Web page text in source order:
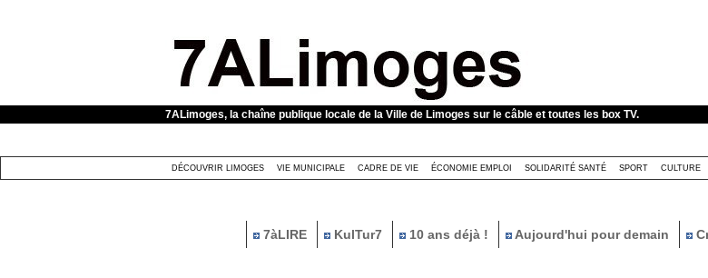
7ALimoges, la chaîne publique locale de la Ville de Limoges sur le câble et toutes les box TV.
DÉCOUVRIR LIMOGES VIE MUNICIPALE CADRE DE VIE ÉCONOMIE EMPLOI SOLIDARITÉ SANTÉ SPORT CULTURE
7àLIRE KulTur7 10 ans déjà ! Aujourd'hui pour demain